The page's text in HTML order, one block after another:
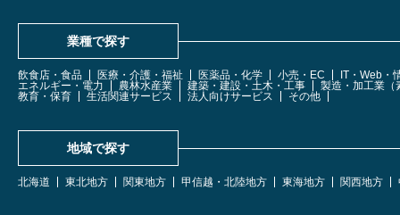
業種で探す
飲食店・食品 医療・介護・福祉 医薬品・化学 小売・EC
IT・Web・
エネルギー・電力
農林水産業 建築・建設・土木・工事
製造・加工業（
教育・保育
生活関連サービス 法人向けサービス その他
地域で探す
北海道 東北地方 関東地方 甲信越・北陸地方 東海地方 関西地方